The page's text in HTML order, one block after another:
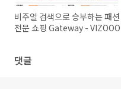
비주얼 검색으로 승부하는 패션
전문 쇼핑 Gateway - VIZOOO
댓글